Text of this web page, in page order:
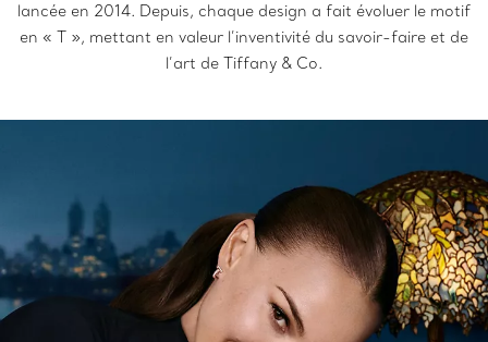
lancée en 2014. Depuis, chaque design a fait évoluer le motif
en « T », mettant en valeur l’inventivité du savoir-faire et de
l’art de Tiffany & Co.